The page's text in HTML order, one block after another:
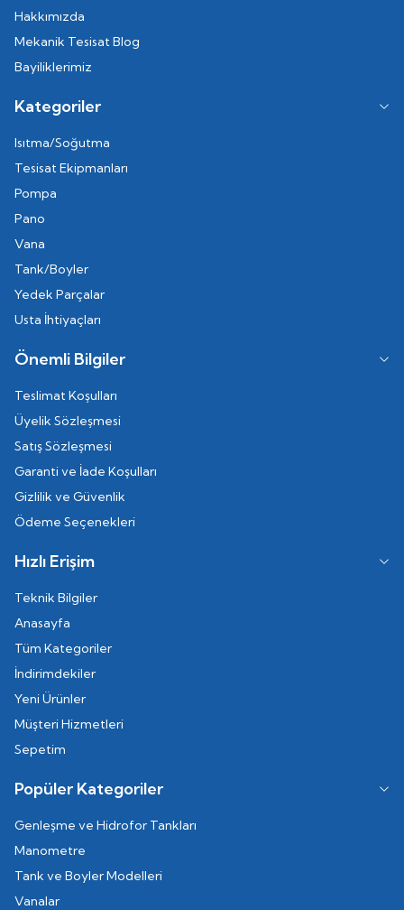
Hakkımızda
Mekanik Tesisat Blog
Bayiliklerimiz
Kategoriler
Isıtma/Soğutma
Tesisat Ekipmanları
Pompa
Pano
Vana
Tank/Boyler
Yedek Parçalar
Usta İhtiyaçları
Önemli Bilgiler
Teslimat Koşulları
Üyelik Sözleşmesi
Satış Sözleşmesi
Garanti ve İade Koşulları
Gizlilik ve Güvenlik
Ödeme Seçenekleri
Hızlı Erişim
Teknik Bilgiler
Anasayfa
Tüm Kategoriler
İndirimdekiler
Yeni Ürünler
Müşteri Hizmetleri
Sepetim
Popüler Kategoriler
Genleşme ve Hidrofor Tankları
Manometre
Tank ve Boyler Modelleri
Vanalar